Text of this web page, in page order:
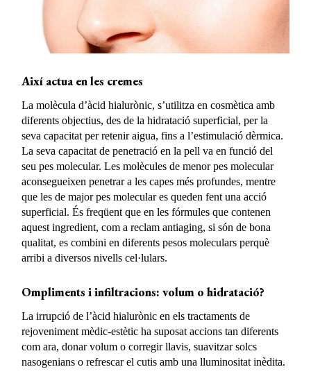
Així actua en les cremes
La molècula d’àcid hialurònic, s’utilitza en cosmètica amb
diferents objectius, des de la hidratació superficial, per la
seva capacitat per retenir aigua, fins a l’estimulació dèrmica.
La seva capacitat de penetració en la pell va en funció del
seu pes molecular. Les molècules de menor pes molecular
aconsegueixen penetrar a les capes més profundes, mentre
que les de major pes molecular es queden fent una acció
superficial. És freqüent que en les fórmules que contenen
aquest ingredient, com a reclam antiaging, si són de bona
qualitat, es combini en diferents pesos moleculars perquè
arribi a diversos nivells cel·lulars.
Ompliments i infiltracions: volum o hidratació?
La irrupció de l’àcid hialurònic en els tractaments de
rejoveniment mèdic-estètic ha suposat accions tan diferents
com ara, donar volum o corregir llavis, suavitzar solcs
nasogenians o refrescar el cutis amb una lluminositat inèdita.